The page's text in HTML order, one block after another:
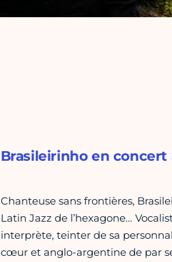
Brasileirinho en concert
Chanteuse sans frontières,
Latin Jazz de l’hexagone…
interprète, teinter de sa
cœur et anglo-argentine de par